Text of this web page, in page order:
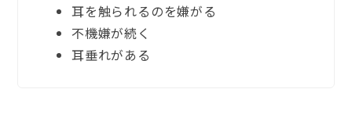
耳を触られるのを嫌がる
不機嫌が続く
耳垂れがある